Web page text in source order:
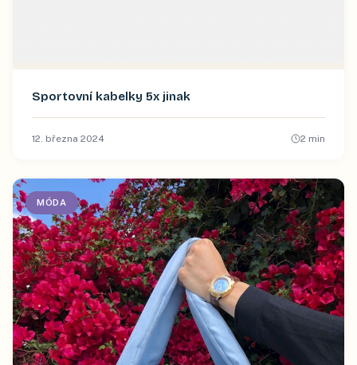
Sportovní kabelky 5x jinak
12. března 2024 2 min
MÓDA